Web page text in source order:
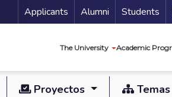
Menu
Applicants Alumni Students
The University Academic
Proyectos Temas